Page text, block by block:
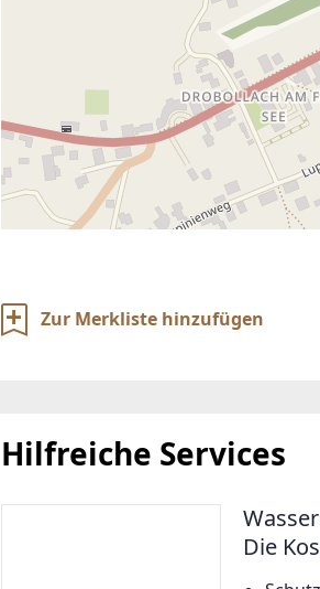
Zur Merkliste hinzufügen
Hilfreiche Services
Die